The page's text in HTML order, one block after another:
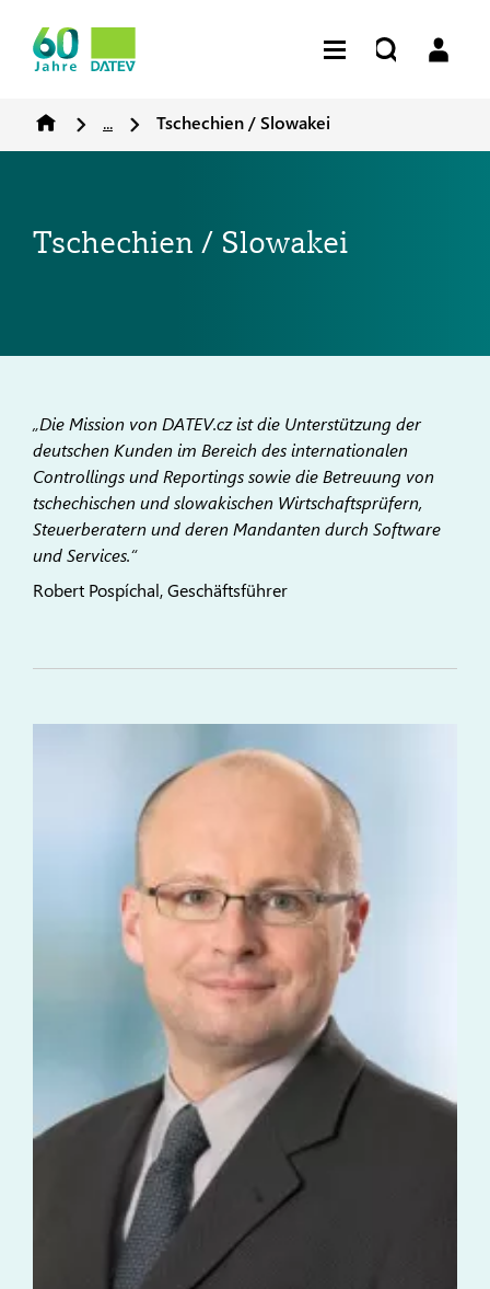
... Tschechien / Slowakei
Tschechien / Slowakei
„Die Mission von DATEV.cz ist die Unterstützung der
deutschen Kunden im Bereich des internationalen
Controllings und Reportings sowie die Betreuung von
tschechischen und slowakischen Wirtschaftsprüfern,
Steuerberatern und deren Mandanten durch Software
und Services.“
Robert Pospíchal, Geschäftsführer